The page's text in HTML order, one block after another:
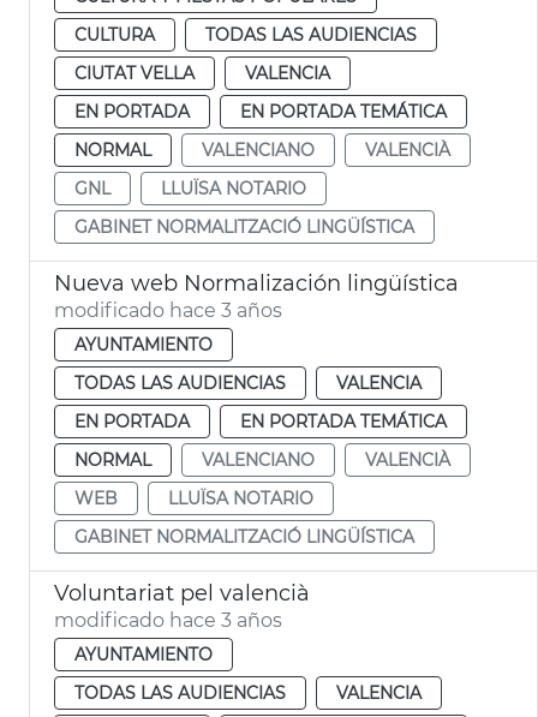
CULTURA
TODAS LAS AUDIENCIAS
CIUTAT VELLA
VALENCIA
EN PORTADA
EN PORTADA TEMÁTICA
NORMAL
VALENCIANO
VALENCIÀ
GNL
LLUÏSA NOTARIO
GABINET NORMALITZACIÓ LINGÜÍSTICA
Nueva web Normalización lingüística
modificado hace 3 años
AYUNTAMIENTO
TODAS LAS AUDIENCIAS
VALENCIA
EN PORTADA
EN PORTADA TEMÁTICA
NORMAL
VALENCIANO
VALENCIÀ
WEB
LLUÏSA NOTARIO
GABINET NORMALITZACIÓ LINGÜÍSTICA
Voluntariat pel valencià
modificado hace 3 años
AYUNTAMIENTO
TODAS LAS AUDIENCIAS
VALENCIA